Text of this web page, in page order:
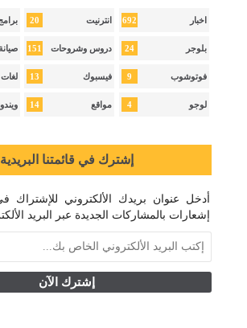
اخبار 692 انترنيت 20
بلوجر 24 دروس وشروحات 151
فوتوشوب 9 فيسبوك 13
لوجو 4 مواقع 14
إشترك في قائمتنا البريدية
أدخل عنوان بريدك الألكتروني للإشتراك
إشعارات بالمشاركات الجديدة عبر البريد